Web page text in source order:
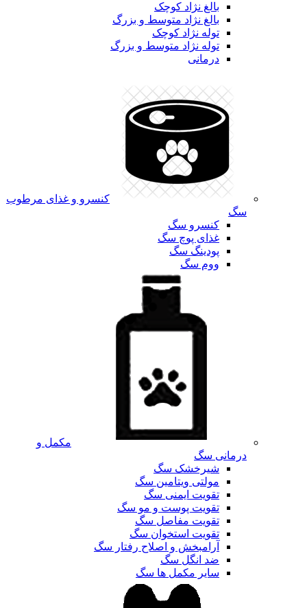
بالغ نژاد کوچک
بالغ نژاد متوسط و بزرگ
توله نژاد کوچک
توله نژاد متوسط و بزرگ
درمانی
کنسرو و غذای مرطوب
سگ
کنسرو سگ
غذای پوچ سگ
پودینگ سگ
ووم سگ
مکمل و
درمانی سگ
شیرخشک سگ
مولتی ویتامین سگ
تقویت ایمنی سگ
تقویت پوست و مو سگ
تقویت مفاصل سگ
تقویت استخوان سگ
آرامبخش و اصلاح رفتار سگ
ضد انگل سگ
سایر مکمل ها سگ